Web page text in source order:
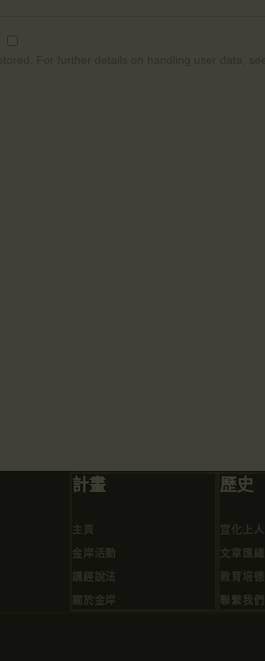
計畫
主頁
金岸活動
講經說法
關於金岸
歷史
宣化上人
文章匯總
教育培德
聯繫我們